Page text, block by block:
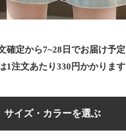
確定から7~28日でお届け予定
1注文あたり330 円かかります
サイズ・カラーを選ぶ